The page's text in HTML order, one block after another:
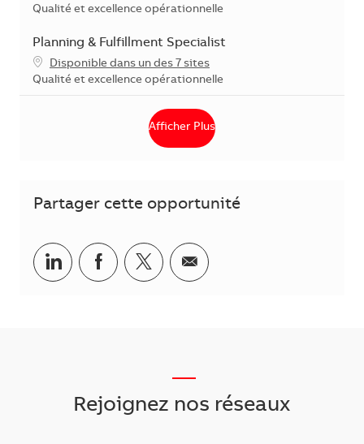
Catégorie
Qualité et excellence opérationnelle
Planning & Fulfillment Specialist
Disponible dans un des 7 sites
Catégorie
Qualité et excellence opérationnelle
Afficher Plus
Partager cette opportunité
Partager via LinkedIn
Partager via Facebook
Partager via Twitter
Partager par courriel
Rejoignez nos réseaux